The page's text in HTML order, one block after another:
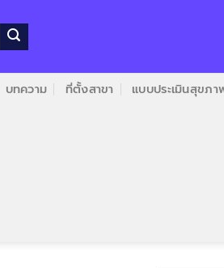
บทความ ที่ตั้งสาขา แบบประเมินสุขภา